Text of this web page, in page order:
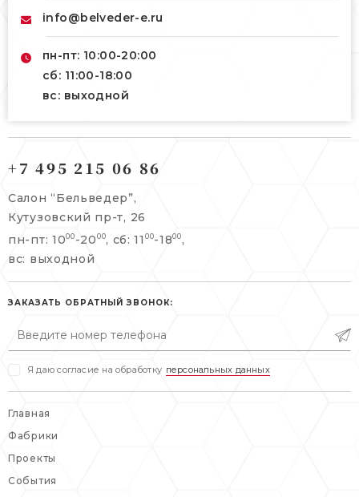
info@belveder-e.ru
пн-пт: 10:00-20:00
сб: 11:00-18:00
вс: выходной
info@belveder-e.ru
пн-пт: 10:00-20:00
сб, вс: выходной
Берсеневский переулок, 3/10с7
+7 495 477 45 43
info@belveder-e.ru
пн-пт: 10:00-19:00
сб: выходной
+7 495 215 06 86
Салон “Бельведер”,
Кутузовский пр-т, 26
пн-пт: 1000 -20 00, сб: 11 00-1800 ,
вс: выходной
ЗАКАЗАТЬ ОБРАТНЫЙ ЗВОНОК:
Я даю согласие на обработку персональных данных
Главная
Фабрики
Проекты
События